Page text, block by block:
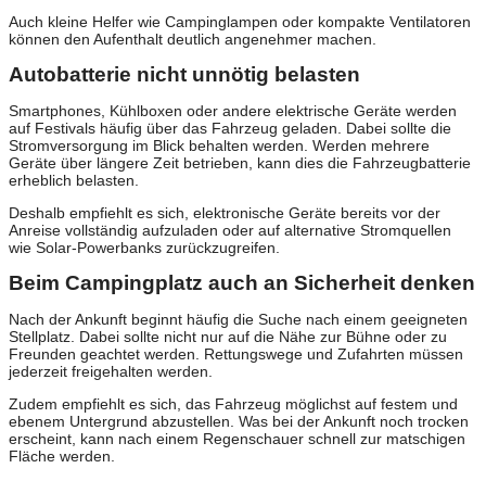
Auch kleine Helfer wie Campinglampen oder kompakte Ventilatoren
können den Aufenthalt deutlich angenehmer machen.
Autobatterie nicht unnötig belasten
Smartphones, Kühlboxen oder andere elektrische Geräte werden
auf Festivals häufig über das Fahrzeug geladen. Dabei sollte die
Stromversorgung im Blick behalten werden. Werden mehrere
Geräte über längere Zeit betrieben, kann dies die Fahrzeugbatterie
erheblich belasten.
Deshalb empfiehlt es sich, elektronische Geräte bereits vor der
Anreise vollständig aufzuladen oder auf alternative Stromquellen
wie Solar-Powerbanks zurückzugreifen.
Beim Campingplatz auch an Sicherheit denken
Nach der Ankunft beginnt häufig die Suche nach einem geeigneten
Stellplatz. Dabei sollte nicht nur auf die Nähe zur Bühne oder zu
Freunden geachtet werden. Rettungswege und Zufahrten müssen
jederzeit freigehalten werden.
Zudem empfiehlt es sich, das Fahrzeug möglichst auf festem und
ebenem Untergrund abzustellen. Was bei der Ankunft noch trocken
erscheint, kann nach einem Regenschauer schnell zur matschigen
Fläche werden.